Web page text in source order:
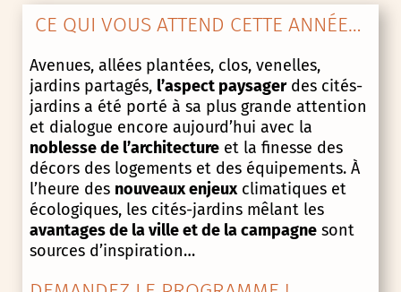
CE QUI VOUS ATTEND CETTE ANNÉE…
Avenues, allées plantées, clos, venelles,
jardins partagés, l’aspect paysagerdes cités-
jardins a été porté à sa plus grande attention
et dialogue encore aujourd’hui avec la
noblesse de l’architectureet la finesse des
décors des logements et des équipements. À
l’heure des nouveaux enjeuxclimatiques et
écologiques, les cités-jardins mêlant les
avantages de la ville et de la campagnesont
sources d’inspiration…